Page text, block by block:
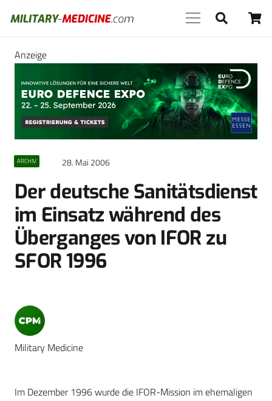
Anzeige
ARCHIV 28. Mai 2006
Der deutsche Sanitätsdienst
im Einsatz während des
Überganges von IFOR zu
SFOR 1996
Military Medicine
Im Dezember 1996 wurde die IFOR-Mission im ehemaligen